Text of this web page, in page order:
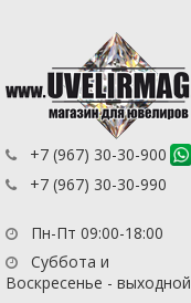
+7 (967) 30-30-900
+7 (967) 30-30-990
Пн-Пт 09:00-18:00
Суббота и
Воскресенье - выходной